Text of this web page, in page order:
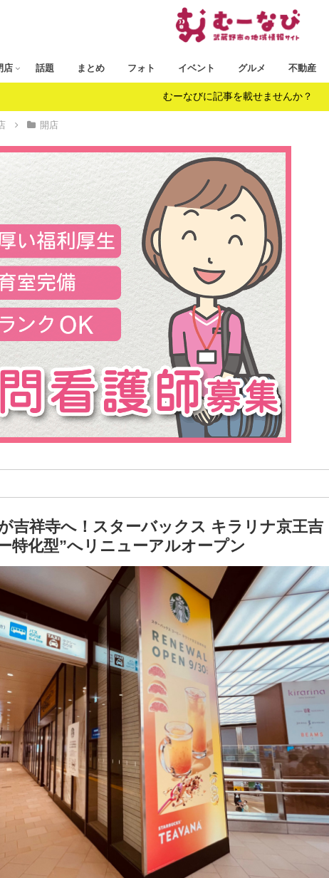
店 話題 まとめ フォト イベント グルメ 不動産
むーなびに記事を載せませんか？
開店
吉祥寺へ！スターバックス キラリナ京王吉
特化型”へリニューアルオープン